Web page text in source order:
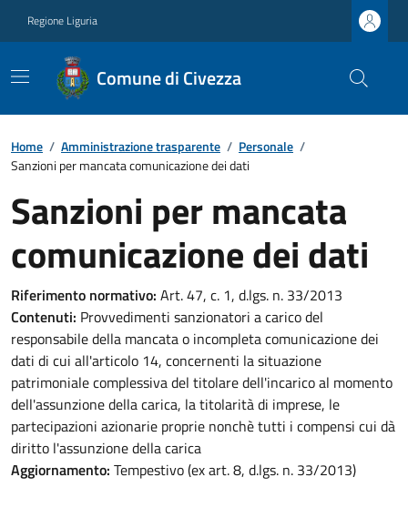
Regione Liguria
Comune di Civezza
Home / Amministrazione trasparente / Personale /
Sanzioni per mancata comunicazione dei dati
Sanzioni per mancata
comunicazione dei dati
Riferimento normativo: Art. 47, c. 1, d.lgs. n. 33/2013
Contenuti: Provvedimenti sanzionatori a carico del
responsabile della mancata o incompleta comunicazione dei
dati di cui all'articolo 14, concernenti la situazione
patrimoniale complessiva del titolare dell'incarico al momento
dell'assunzione della carica, la titolarità di imprese, le
partecipazioni azionarie proprie nonchè tutti i compensi cui dà
diritto l'assunzione della carica
Aggiornamento: Tempestivo (ex art. 8, d.lgs. n. 33/2013)